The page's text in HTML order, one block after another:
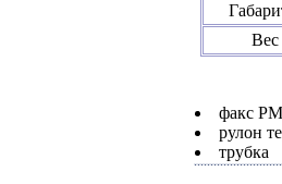
Вес
факс
рулон
трубка